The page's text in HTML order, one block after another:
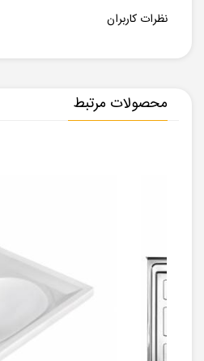
نظرات کاربران
محصولات مرتبط